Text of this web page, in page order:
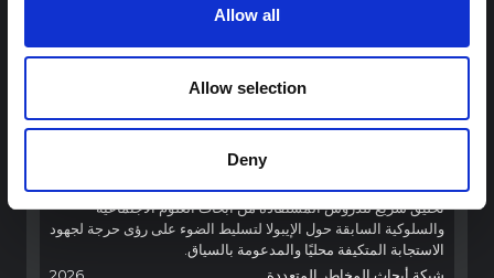
Allow all
Allow selection
Deny
توصيات: التخليق السريع لدروس العلوم
الاجتماعية والسلوكية حول الإيبولا من أجل
جمهورية الكونغو الديمقراطية
تخليق سريع للدروس المستفادة من أبحاث العلوم الاجتماعية
والسلوكية السابقة حول الإيبولا لتسليط الضوء على رؤى حرجة لجهود
الاستجابة المتكيفة محليًا والمدعومة بالسياق.